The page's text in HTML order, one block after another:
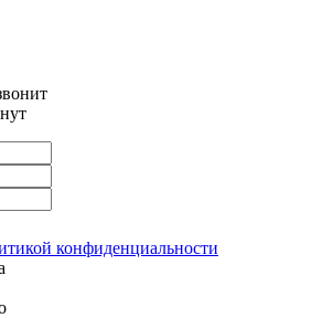
конфиденциальности